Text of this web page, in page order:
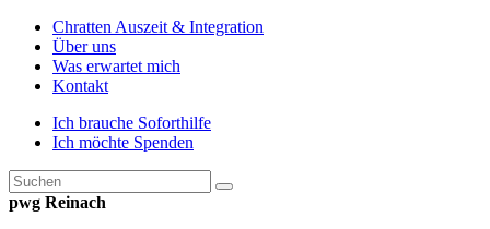
Chratten Auszeit & Integration
Über uns
Was erwartet mich
Kontakt
Ich brauche Soforthilfe
Ich möchte Spenden
pwg Reinach